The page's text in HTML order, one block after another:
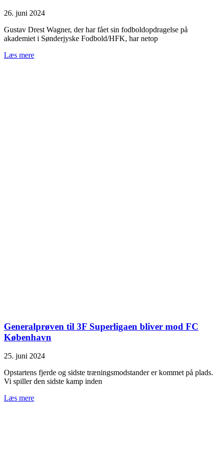
26. juni 2024
Gustav Drest Wagner, der har fået sin fodboldopdragelse på
akademiet i Sønderjyske Fodbold/HFK, har netop
Læs mere
Generalprøven til 3F Superligaen bliver mod FC
København
25. juni 2024
Opstartens fjerde og sidste træningsmodstander er kommet på plads.
Vi spiller den sidste kamp inden
Læs mere